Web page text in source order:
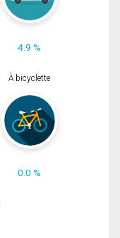
4.9 %
À bicyclette
0.0 %